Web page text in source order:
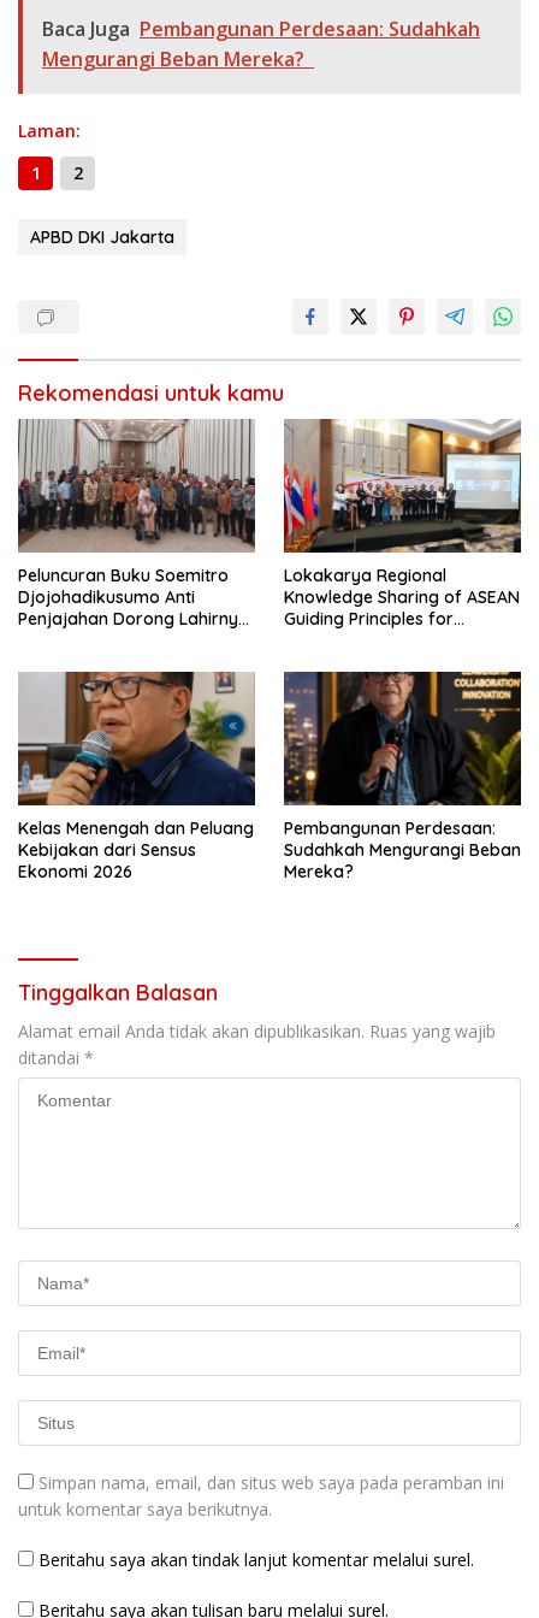
o
o
a
m
A
p
n
g
Li g
ar
e
Baca Juga Pembangunan Perdesaan: Sudahkah
Mengurangi Beban Mereka?
Laman:
1
2
APBD DKI Jakarta
Rekomendasi untuk kamu
Peluncuran Buku Soemitro
Djojohadikusumo Anti
Penjajahan Dorong Lahirnya
Lokakarya Regional
Knowledge Sharing of ASEAN
Guiding Principles for
Kelas Menengah dan Peluang
Kebijakan dari Sensus
Pembangunan Perdesaan:
Sudahkah Mengurangi Beban
Tinggalkan Balasan
Alamat email Anda tidak akan dipublikasikan. Ruas yang wajib
ditandai *
Simpan nama, email, dan situs web saya pada peramban ini
untuk komentar saya berikutnya.
Beritahu saya akan tindak lanjut komentar melalui surel.
Beritahu saya akan tulisan baru melalui surel.